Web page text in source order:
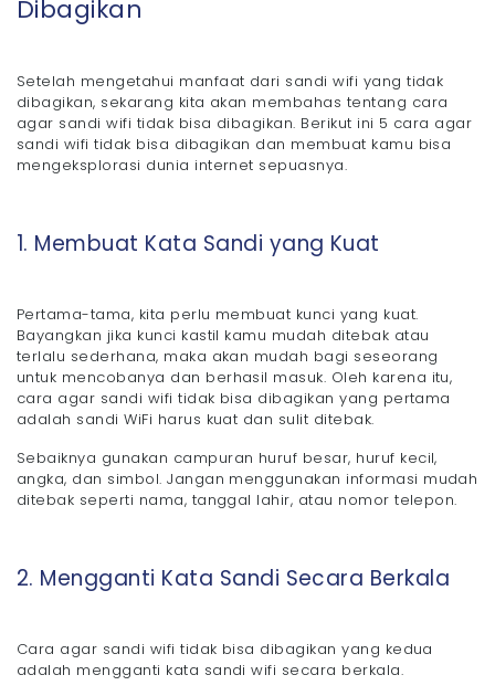
Dibagikan
Setelah mengetahui manfaat dari sandi wifi yang tidak
dibagikan, sekarang kita akan membahas tentang cara
agar sandi wifi tidak bisa dibagikan. Berikut ini 5 cara agar
sandi wifi tidak bisa dibagikan dan membuat kamu bisa
mengeksplorasi dunia internet sepuasnya.
1. Membuat Kata Sandi yang Kuat
Pertama-tama, kita perlu membuat kunci yang kuat.
Bayangkan jika kunci kastil kamu mudah ditebak atau
terlalu sederhana, maka akan mudah bagi seseorang
untuk mencobanya dan berhasil masuk. Oleh karena itu,
cara agar sandi wifi tidak bisa dibagikan yang pertama
adalah sandi WiFi harus kuat dan sulit ditebak.
Sebaiknya gunakan campuran huruf besar, huruf kecil,
angka, dan simbol. Jangan menggunakan informasi mudah
ditebak seperti nama, tanggal lahir, atau nomor telepon.
2. Mengganti Kata Sandi Secara Berkala
Cara agar sandi wifi tidak bisa dibagikan yang kedua
adalah mengganti kata sandi wifi secara berkala.